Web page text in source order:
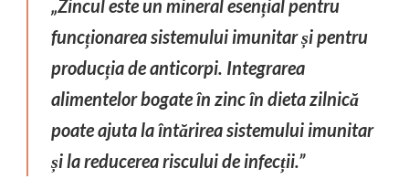
„Zincul este un mineral esențial pentru
funcționarea sistemului imunitar și pentru
producția de anticorpi. Integrarea
alimentelor bogate în zinc în dieta zilnică
poate ajuta la întărirea sistemului imunitar
și la reducerea riscului de infecții.”